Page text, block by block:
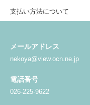
支払い方法について
メールアドレス
nekoya@view.ocn.ne.jp
電話番号
026-225-9622